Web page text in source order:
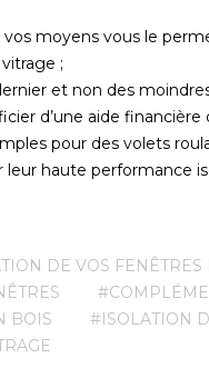
moyens vous le
;
et non des
d’une aide financière
pour des volets
haute performance
DE VOS FENÊTRES
BOIS
#ISOLATION